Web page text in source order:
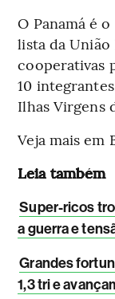
O Panamá é
lista da
cooperativas
10
Ilhas Virgens
Veja mais em
Leia também
Super-ricos
a guerra e
Grandes
1,3 tri e